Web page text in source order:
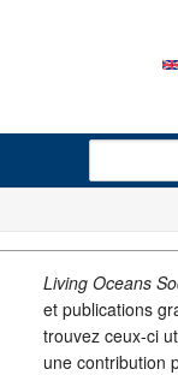
Search
Living Oceans
et publications
trouvez ceux-ci
une contribution